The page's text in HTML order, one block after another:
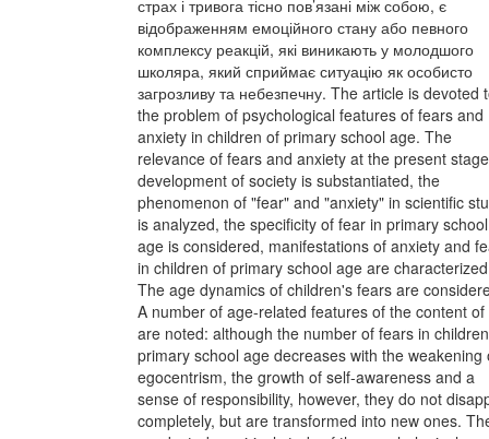
страх і тривога тісно пов’язані між собою, є
відображенням емоційного стану або певного
комплексу реакцій, які виникають у молодшого
школяра, який сприймає ситуацію як особисто
загрозливу та небезпечну. The article is devoted
the problem of psychological features of fears and
anxiety in children of primary school age. The
relevance of fears and anxiety at the present
development of society is substantiated, the
phenomenon of "fear" and "anxiety" in scientific
is analyzed, the specificity of fear in primary school
age is considered, manifestations of anxiety and
in children of primary school age are
The age dynamics of children's fears are
A number of age-related features of the content of
are noted: although the number of fears in
primary school age decreases with the weakening
egocentrism, the growth of self-awareness and a
sense of responsibility, however, they do not
completely, but are transformed into new ones.